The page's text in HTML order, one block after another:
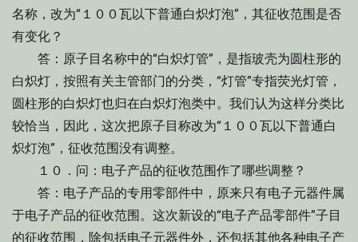
名称，改为“１００瓦以下普通白炽灯泡”，其征收范围是否
有变化？
答：原子目名称中的“白炽灯管”，是指玻壳为圆柱形的
白炽灯，按照有关主管部门的分类，“灯管”专指荧光灯管，
圆柱形的白炽灯也归在白炽灯泡类中。我们认为这样分类比
较恰当，因此，这次把原子目称改为“１００瓦以下普通白
炽灯泡”，征收范围没有调整。
１０．问：电子产品的征收范围作了哪些调整？
答：电子产品的专用零部件中，原来只有电子元器件属
于电子产品的征收范围。这次新设的“电子产品零部件”子目
的征收范围，除包括电子元器件外，还包括其他各种电子产